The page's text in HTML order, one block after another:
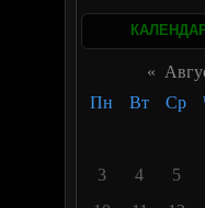
«
Пн
Вт Ср
3 4
5